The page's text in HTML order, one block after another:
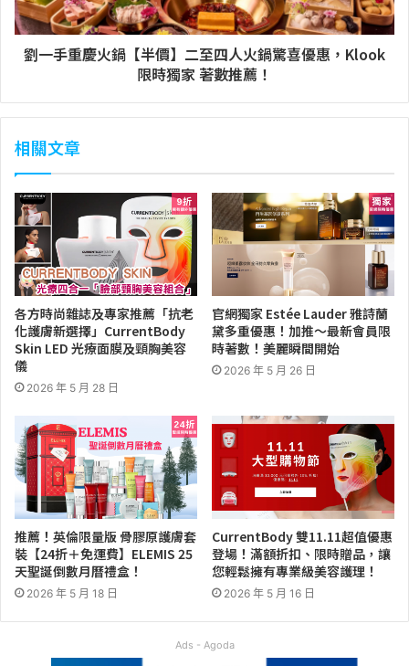
劉一手重慶火鍋【半價】二至四人火鍋驚喜優惠，Klook
限時獨家 著數推薦！
相關文章
各方時尚雜誌及專家推薦「抗老
化護膚新選擇」CurrentBody
Skin LED 光療面膜及頸胸美容
儀
2026 年 5 月 28 日
官網獨家 Estée Lauder 雅詩蘭
黛多重優惠！加推～最新會員限
時著數！美麗瞬間開始
2026 年 5 月 26 日
推薦！英倫限量版 骨膠原護膚套
裝【24折＋免運費】ELEMIS 25
天聖誕倒數月曆禮盒！
2026 年 5 月 18 日
CurrentBody 雙11.11超值優惠
登場！滿額折扣、限時贈品，讓
您輕鬆擁有專業級美容護理！
2026 年 5 月 16 日
Ads - Agoda